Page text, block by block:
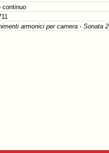
continuo
armonici per camera - Sonata 2